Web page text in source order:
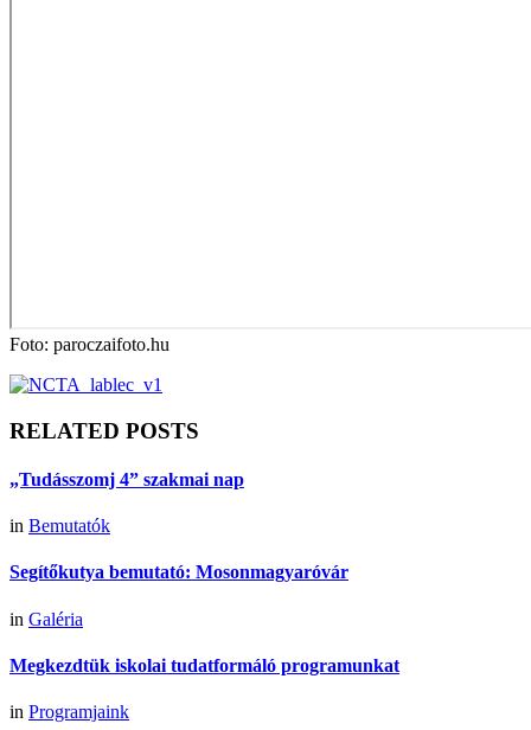
Foto: paroczaifoto.hu
RELATED POSTS
„Tudásszomj 4” szakmai nap
in Bemutatók
Segítőkutya bemutató: Mosonmagyaróvár
in Galéria
Megkezdtük iskolai tudatformáló programunkat
in Programjaink